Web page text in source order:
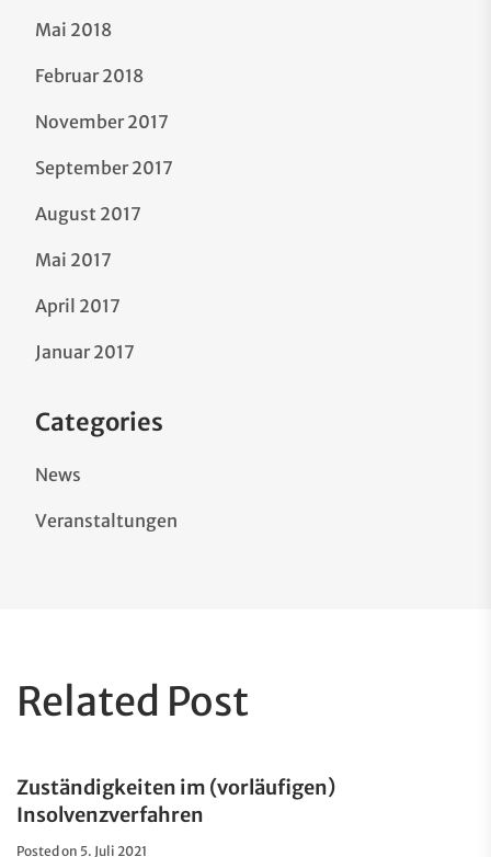
Mai 2018
Februar 2018
November 2017
September 2017
August 2017
Mai 2017
April 2017
Januar 2017
Categories
News
Veranstaltungen
Related Post
Zuständigkeiten im (vorläufigen)
Insolvenzverfahren
Posted on 5. Juli 2021